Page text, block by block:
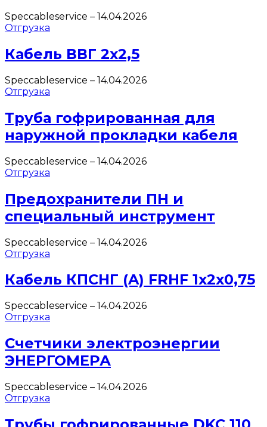
Speccableservice – 14.04.2026
Отгрузка
Кабель ВВГ 2х2,5
Speccableservice – 14.04.2026
Отгрузка
Труба гофрированная для
наружной прокладки кабеля
Speccableservice – 14.04.2026
Отгрузка
Предохранители ПН и
специальный инструмент
Speccableservice – 14.04.2026
Отгрузка
Кабель КПСНГ (A) FRHF 1х2х0,75
Speccableservice – 14.04.2026
Отгрузка
Счетчики электроэнергии
ЭНЕРГОМЕРА
Speccableservice – 14.04.2026
Отгрузка